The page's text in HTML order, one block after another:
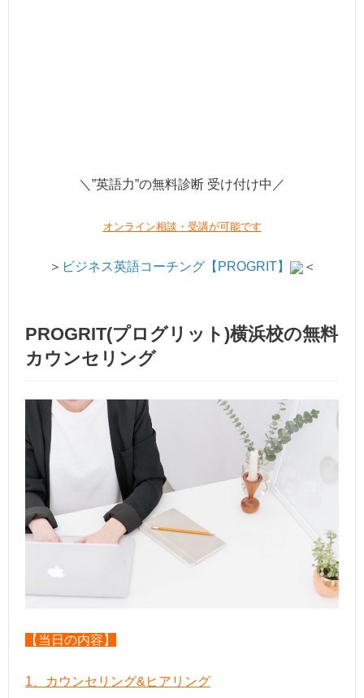
＼”英語力”の無料診断 受け付け中／
オンライン相談・受講が可能です
＞ ビジネス英語コーチング【PROGRIT】 ＜
PROGRIT(プログリット)横浜校の無料
カウンセリング
【当日の内容】
1、カウンセリング&ヒアリング